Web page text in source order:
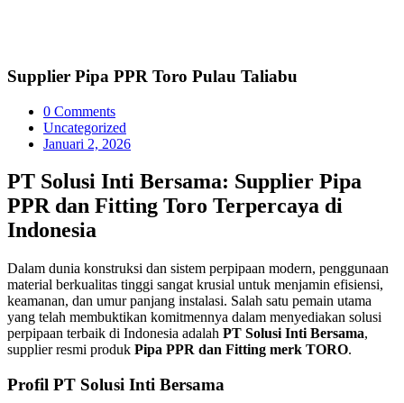
Supplier Pipa PPR Toro Pulau Taliabu
0 Comments
Uncategorized
Januari 2, 2026
PT Solusi Inti Bersama: Supplier Pipa
PPR dan Fitting Toro Terpercaya di
Indonesia
Dalam dunia konstruksi dan sistem perpipaan modern, penggunaan
material berkualitas tinggi sangat krusial untuk menjamin efisiensi,
keamanan, dan umur panjang instalasi. Salah satu pemain utama
yang telah membuktikan komitmennya dalam menyediakan solusi
perpipaan terbaik di Indonesia adalah PT Solusi Inti Bersama,
supplier resmi produk Pipa PPR dan Fitting merk TORO.
Profil PT Solusi Inti Bersama